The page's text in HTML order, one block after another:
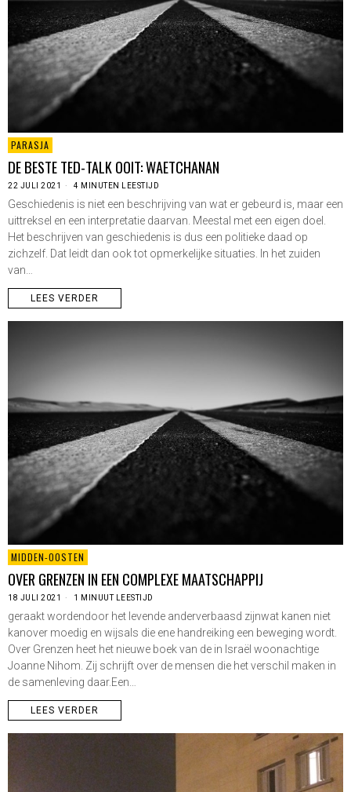
PARASJA
DE BESTE TED-TALK OOIT: WAETCHANAN
22 JULI 2021 4 MINUTEN LEESTIJD
Geschiedenis is niet een beschrijving van wat er gebeurd is, maar een
uittreksel en een interpretatie daarvan. Meestal met een eigen doel.
Het beschrijven van geschiedenis is dus een politieke daad op
zichzelf. Dat leidt dan ook tot opmerkelijke situaties. In het zuiden
van…
LEES VERDER
MIDDEN-OOSTEN
OVER GRENZEN IN EEN COMPLEXE MAATSCHAPPIJ
18 JULI 2021 1 MINUUT LEESTIJD
geraakt wordendoor het levende anderverbaasd zijnwat kanen niet
kanover moedig en wijsals die ene handreiking een beweging wordt.
Over Grenzen heet het nieuwe boek van de in Israël woonachtige
Joanne Nihom. Zij schrijft over de mensen die het verschil maken in
de samenleving daar.Een…
LEES VERDER